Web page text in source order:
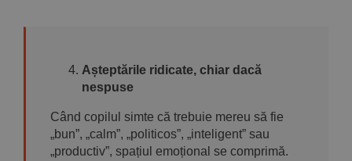
Așteptările ridicate, chiar dacă
nespuse
Când copilul simte că trebuie mereu să fie
„bun”, „calm”, „politicos”, „inteligent” sau
„productiv”, spațiul emoțional se comprimă.